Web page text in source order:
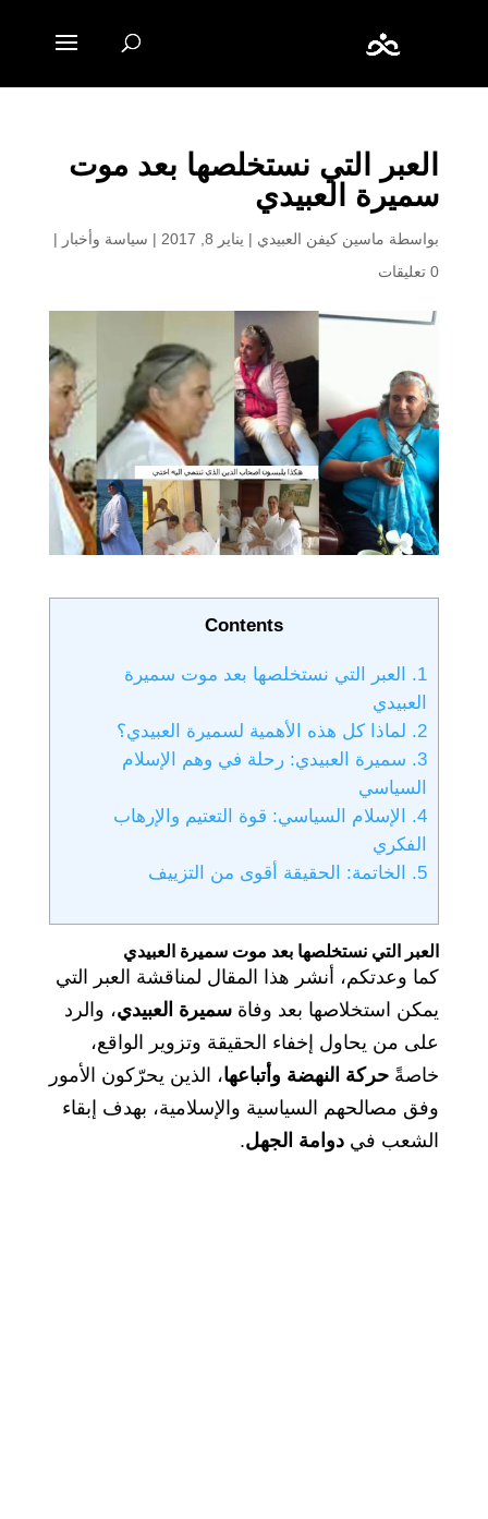
العبر التي نستخلصها بعد موت
سميرة العبيدي
بواسطة ماسين كيفن العبيدي | يناير 8, 2017 | سياسة وأخبار |
0 تعليقات
Contents
1.
العبر التي نستخلصها بعد موت سميرة
العبيدي
2. لماذا كل هذه الأهمية لسميرة العبيدي؟
3. سميرة العبيدي: رحلة في وهم الإسلام
السياسي
4.
الإسلام السياسي: قوة التعتيم والإرهاب
الفكري
5.
الخاتمة: الحقيقة أقوى من التزييف
العبر التي نستخلصها بعد موت سميرة العبيدي
كما وعدتكم، أنشر هذا المقال لمناقشة العبر التي
يمكن استخلاصها بعد وفاة سميرة العبيدي، والرد
على من يحاول إخفاء الحقيقة وتزوير الواقع،
خاصةً حركة النهضة وأتباعها، الذين يحرّكون الأمور
وفق مصالحهم السياسية والإسلامية، بهدف إبقاء
الشعب في دوامة الجهل.